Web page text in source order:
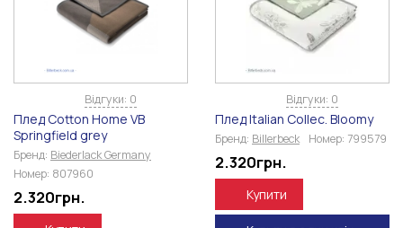
Відгуки: 0
Плед Cotton Home VB
Springfield grey
Бренд: Biederlack Germany
Номер: 807960
2.320грн.
Відгуки: 0
Плед Italian Collec. Bloomy
Бренд: Billerbeck Номер: 799579
2.320грн.
Купити